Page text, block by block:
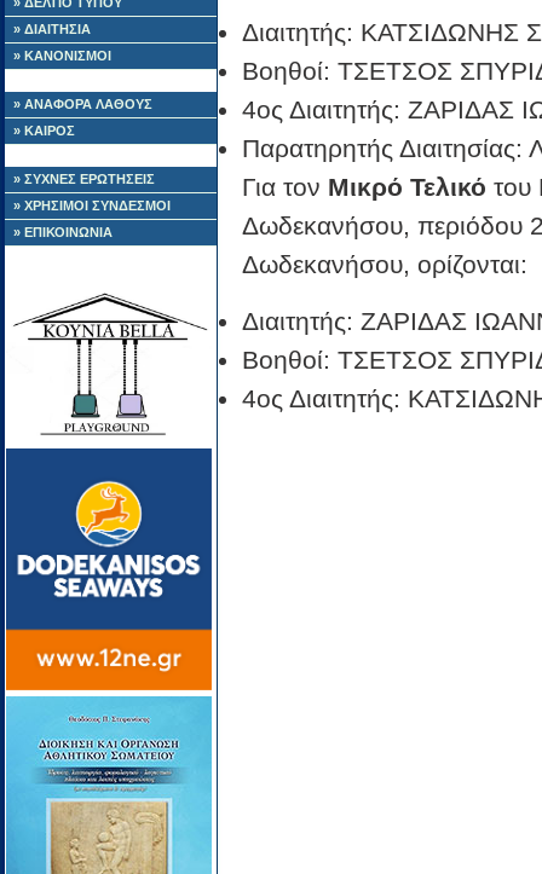
» ΔΙΑΙΤΗΣΙΑ
» ΚΑΝΟΝΙΣΜΟΙ
» ΑΝΑΦΟΡΑ ΛΑΘΟΥΣ
» ΚΑΙΡΟΣ
» ΣΥΧΝΕΣ ΕΡΩΤΗΣΕΙΣ
» ΧΡΗΣΙΜΟΙ ΣΥΝΔΕΣΜΟΙ
» ΕΠΙΚΟΙΝΩΝΙΑ
Διαιτητής: ΚΑΤΣΙΔΩΝΗΣ
Βοηθοί: ΤΣΕΤΣΟΣ
4ος Διαιτητής: ΖΑΡΙΔΑΣ
Παρατηρητής
Για τον Μικρό Τελικό του
Δωδεκανήσου, περιόδου
Δωδεκανήσου, ορίζονται:
Διαιτητής: ΖΑΡΙΔΑΣ
Βοηθοί: ΤΣΕΤΣΟΣ
4ος Διαιτητής: